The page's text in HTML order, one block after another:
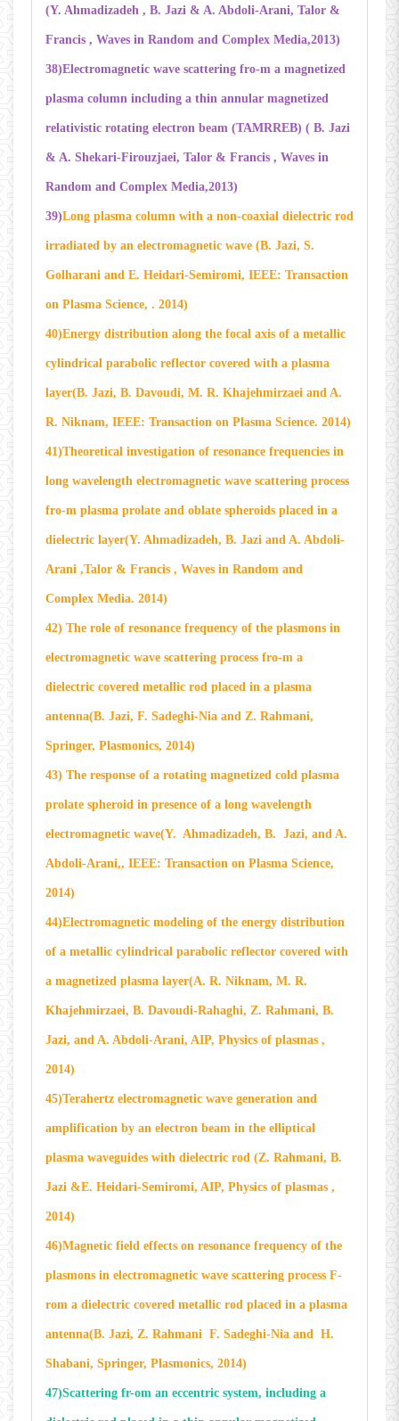
(Y. Ahmadizadeh , B. Jazi & A. Abdoli-Arani, Talor &
Francis , Waves in Random and Complex Media,2013)
38)Electromagnetic wave scattering fro-m a magnetized
plasma column including a thin annular magnetized
relativistic rotating electron beam (TAMRREB) ( B. Jazi
& A. Shekari-Firouzjaei, Talor & Francis , Waves in
Random and Complex Media,2013)
39)Long plasma column with a non-coaxial dielectric rod
irradiated by an electromagnetic wave (B. Jazi, S.
Golharani and E. Heidari-Semiromi, IEEE: Transaction
on Plasma Science, . 2014)
40)Energy distribution along the focal axis of a metallic
cylindrical parabolic reflector covered with a plasma
layer(B. Jazi, B. Davoudi, M. R. Khajehmirzaei and A.
R. Niknam, IEEE: Transaction on Plasma Science. 2014)
41)Theoretical investigation of resonance frequencies in
long wavelength electromagnetic wave scattering process
fro-m plasma prolate and oblate spheroids placed in a
dielectric layer(Y. Ahmadizadeh, B. Jazi and A. Abdoli-
Arani ,Talor & Francis , Waves in Random and
Complex Media. 2014)
42) The role of resonance frequency of the plasmons in
electromagnetic wave scattering process fro-m a
dielectric covered metallic rod placed in a plasma
antenna(B. Jazi, F. Sadeghi-Nia and Z. Rahmani,
Springer, Plasmonics, 2014)
43) The response of a rotating magnetized cold plasma
prolate spheroid in presence of a long wavelength
electromagnetic wave(Y. Ahmadizadeh, B. Jazi, and A.
Abdoli-Arani,, IEEE: Transaction on Plasma Science,
2014)
44)Electromagnetic modeling of the energy distribution
of a metallic cylindrical parabolic reflector covered with
a magnetized plasma layer(A. R. Niknam, M. R.
Khajehmirzaei, B. Davoudi-Rahaghi, Z. Rahmani, B.
Jazi, and A. Abdoli-Arani, AIP, Physics of plasmas ,
2014)
45)Terahertz electromagnetic wave generation and
amplification by an electron beam in the elliptical
plasma waveguides with dielectric rod (Z. Rahmani, B.
Jazi &E. Heidari-Semiromi, AIP, Physics of plasmas ,
2014)
46)Magnetic field effects on resonance frequency of the
plasmons in electromagnetic wave scattering process F-
rom a dielectric covered metallic rod placed in a plasma
antenna(B. Jazi, Z. Rahmani F. Sadeghi-Nia and H.
Shabani, Springer, Plasmonics, 2014)
47)Scattering fr-om an eccentric system, including a